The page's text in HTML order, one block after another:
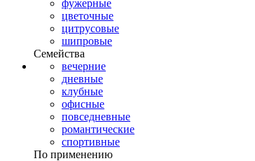
фужерные
цветочные
цитрусовые
шипровые
Семейства
вечерние
дневные
клубные
офисные
повседневные
романтические
спортивные
По применению